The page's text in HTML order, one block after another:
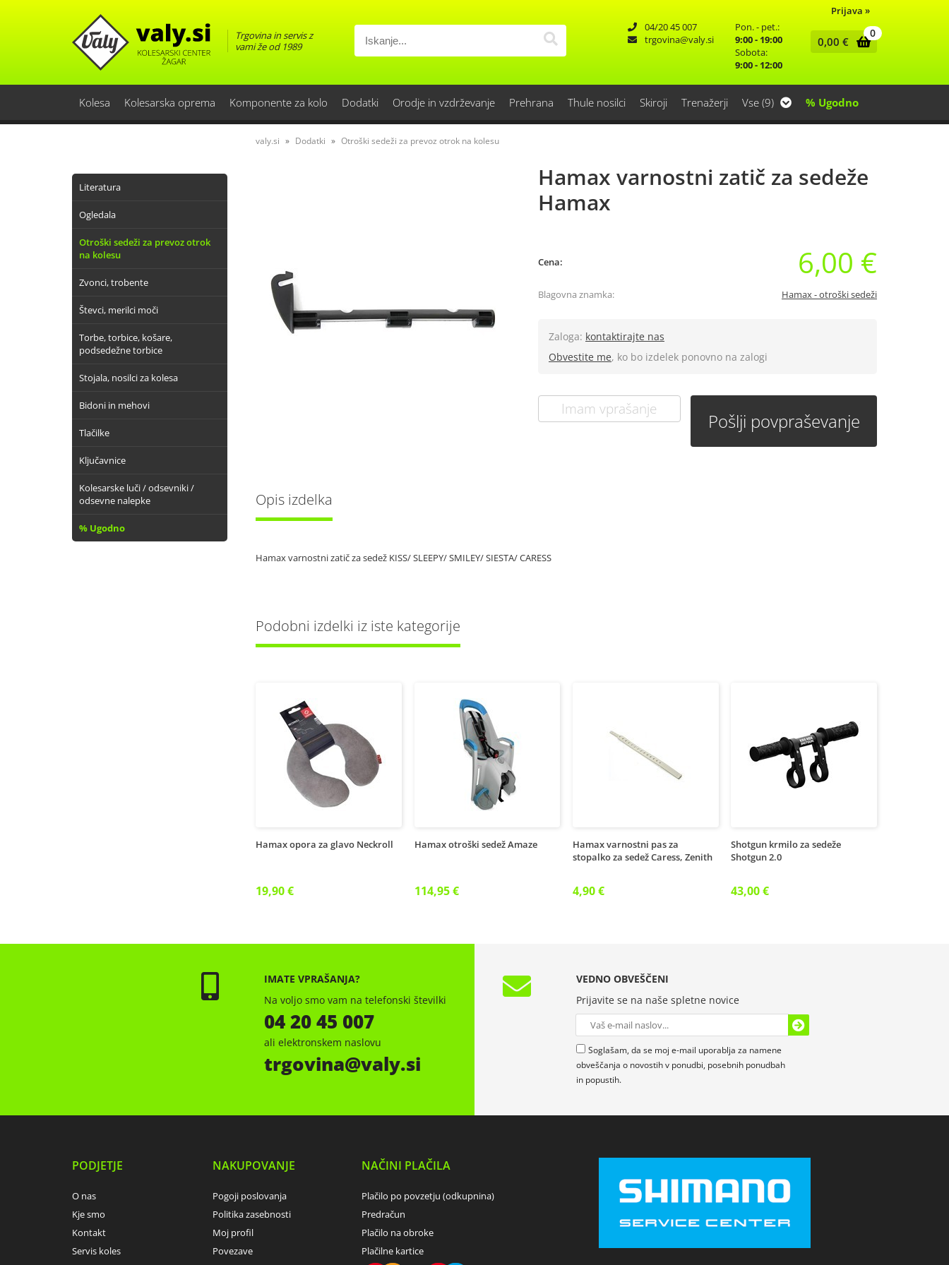
Prijava »
Trgovina in servis z
vami že od 1989
04/20 45 007
trgovina
valy.si
Pon. - pet.:
9:00 - 19:00
Sobota:
9:00 - 12:00
0
0,00 €
Kolesa Kolesarska oprema Komponente za kolo Dodatki Orodje in vzdrževanje Prehrana Thule nosilci Skiroji Trenažerji Vse (9) % Ugodno
Literatura
Ogledala
Otroški sedeži za prevoz otrok
na kolesu
Zvonci, trobente
Števci, merilci moči
Torbe, torbice, košare,
podsedežne torbice
Stojala, nosilci za kolesa
Bidoni in mehovi
Tlačilke
Ključavnice
Kolesarske luči / odsevniki /
odsevne nalepke
% Ugodno
valy.si Dodatki Otroški sedeži za prevoz otrok na kolesu
Hamax varnostni zatič za sedeže
Hamax
Cena: 6,00 €
Blagovna znamka: Hamax - otroški sedeži
Zaloga: kontaktirajte nas
Obvestite me, ko bo izdelek ponovno na zalogi
Imam vprašanje
Pošlji povpraševanje
Opis izdelka
Hamax varnostni zatič za sedež KISS/ SLEEPY/ SMILEY/ SIESTA/ CARESS
Podobni izdelki iz iste kategorije
Hamax opora za glavo Neckroll
19,90 €
Hamax otroški sedež Amaze
114,95 €
Hamax varnostni pas za
stopalko za sedež Caress, Zenith
4,90 €
Shotgun krmilo za sedeže
Shotgun 2.0
43,00 €
IMATE VPRAŠANJA?
Na voljo smo vam na telefonski številki
04 20 45 007
ali elektronskem naslovu
trgovina valy.si
VEDNO OBVEŠČENI
Prijavite se na naše spletne novice
Soglašam, da se moj e-mail uporablja za namene
obveščanja o novostih v ponudbi, posebnih ponudbah
in popustih.
PODJETJE
O nas
Kje smo
Kontakt
Servis koles
NAKUPOVANJE
Pogoji poslovanja
Politika zasebnosti
Moj profil
Povezave
NAČINI PLAČILA
Plačilo po povzetju (odkupnina)
Predračun
Plačilo na obroke
Plačilne kartice